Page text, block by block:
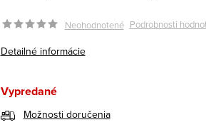
Neohodnotené Podrobnosti
Detailné informácie
Vypredané
Možnosti doručenia